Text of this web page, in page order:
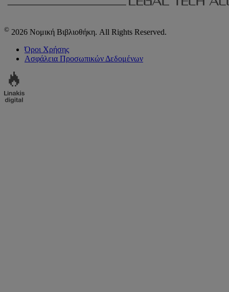
© 2026 Νομική Βιβλιοθήκη. All Rights Reserved.
Όροι Χρήσης
Ασφάλεια Προσωπικών Δεδομένων